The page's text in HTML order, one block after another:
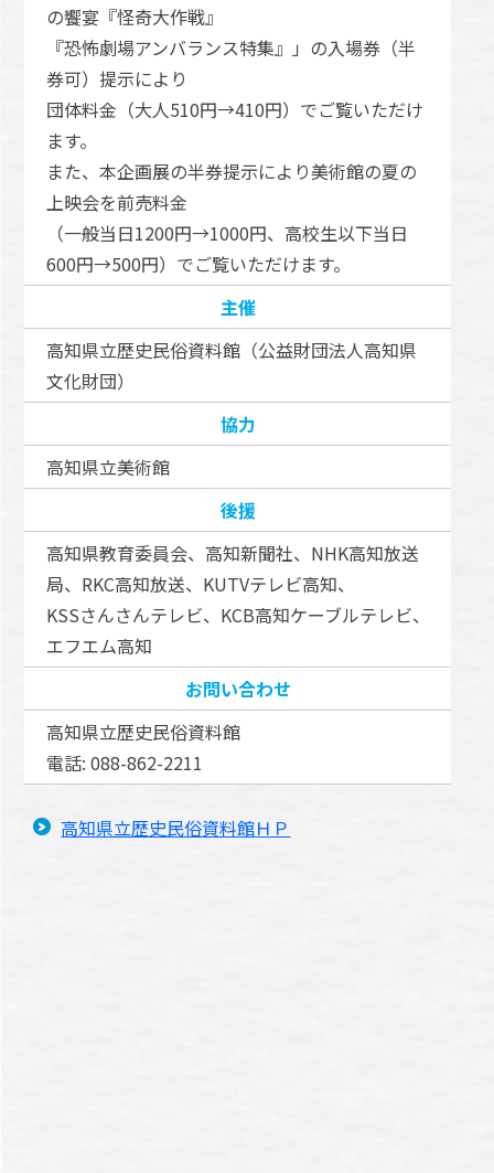
の饗宴『怪奇大作戦』
『恐怖劇場アンバランス特集』」の入場券（半
券可）提示により
団体料金（大人510円→410円）でご覧いただけ
ます。
また、本企画展の半券提示により美術館の夏の
上映会を前売料金
（一般当日1200円→1000円、高校生以下当日
600円→500円）でご覧いただけます。
主催
高知県立歴史民俗資料館（公益財団法人高知県
文化財団）
協力
高知県立美術館
後援
高知県教育委員会、高知新聞社、NHK高知放送
局、RKC高知放送、KUTVテレビ高知、
KSSさんさんテレビ、KCB高知ケーブルテレビ、
エフエム高知
お問い合わせ
高知県立歴史民俗資料館
電話: 088-862-2211
高知県立歴史民俗資料館ＨＰ